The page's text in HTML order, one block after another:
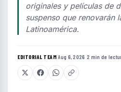
originales y películas de
suspenso que renovarán
Latinoamérica.
EDITORIAL TEAM·Aug 6, 2026 ·2 min de